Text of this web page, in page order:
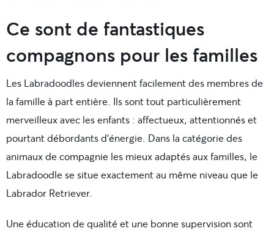
Ce sont de fantastiques
compagnons pour les familles
Les Labradoodles deviennent facilement des membres de
la famille à part entière. Ils sont tout particulièrement
merveilleux avec les enfants : affectueux, attentionnés et
pourtant débordants d’énergie. Dans la catégorie des
animaux de compagnie les mieux adaptés aux familles, le
Labradoodle se situe exactement au même niveau que le
Labrador Retriever.
Une éducation de qualité et une bonne supervision sont